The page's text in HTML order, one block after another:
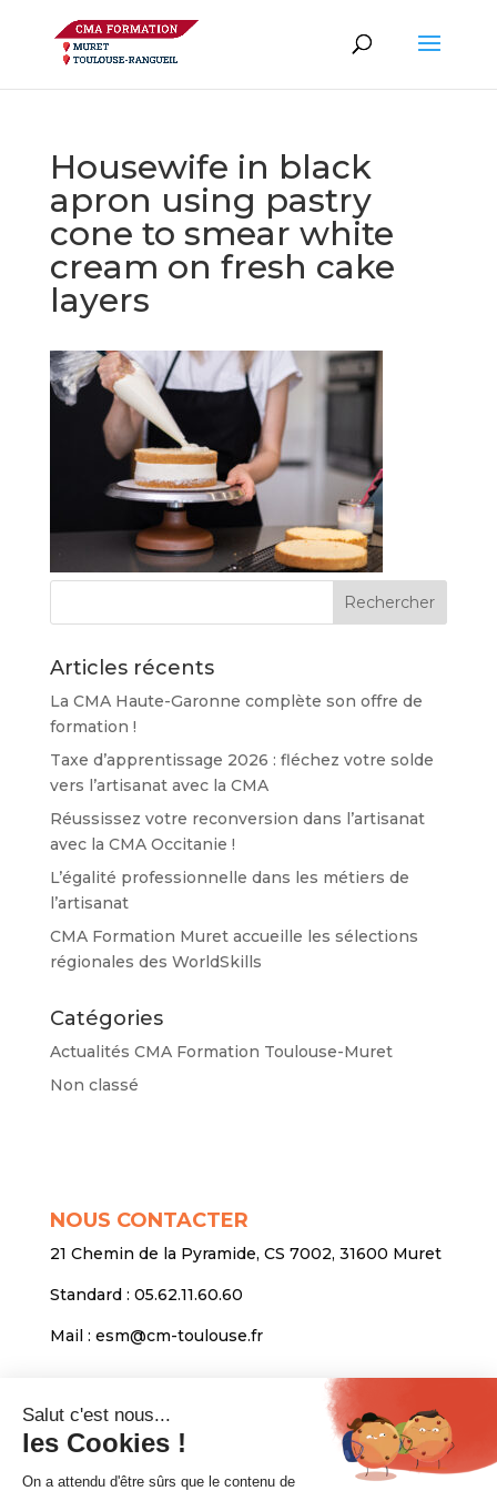
Housewife in black
apron using pastry
cone to smear white
cream on fresh cake
layers
Articles récents
La CMA Haute-Garonne complète son offre de
formation !
Taxe d’apprentissage 2026 : fléchez votre solde
vers l’artisanat avec la CMA
Réussissez votre reconversion dans l’artisanat
avec la CMA Occitanie !
L’égalité professionnelle dans les métiers de
l’artisanat
CMA Formation Muret accueille les sélections
régionales des WorldSkills
Catégories
Actualités CMA Formation Toulouse-Muret
Non classé
NOUS CONTACTER
21 Chemin de la Pyramide, CS 7002, 31600 Muret
Standard : 05.62.11.60.60
Mail : esm@cm-toulouse.fr
INFORMATIONS
Mentions légales
Protection des données personnelles